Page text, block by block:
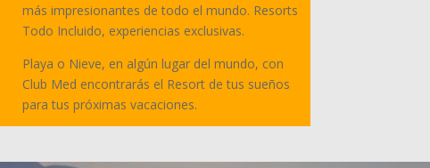
más impresionantes de todo el mundo. Resorts
Todo Incluido, experiencias exclusivas.
Playa o Nieve, en algún lugar del mundo, con
Club Med encontrarás el Resort de tus sueños
para tus próximas vacaciones.